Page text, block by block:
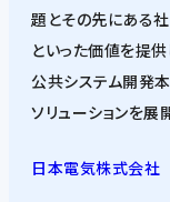
題とその先にある社
といった価値を提
公共システム開発
ソリューションを展
日本電気株式会社